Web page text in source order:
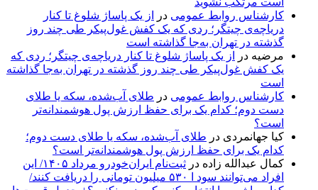
کارشناس روابط عمومی در
از یک پاساژ شلوغ تا کنار
دریاچه‌ی چیتگر؛ ردی که یک کفش غول‌پیکر طی چند روز
گذشته در تهران به‌جا گذاشته است
مرضیه در
از یک پاساژ شلوغ تا کنار دریاچه‌ی چیتگر؛ ردی که
یک کفش غول‌پیکر طی چند روز گذشته در تهران به‌جا گذاشته
است
کارشناس روابط عمومی در طلای آب‌شده، سکه یا طلای
دست دوم؛ کدام یک برای حفظ ارزش پول هوشمندانه‌تر
است؟
کیا جهانمردی در طلای آب‌شده، سکه یا طلای دست دوم؛
کدام یک برای حفظ ارزش پول هوشمندانه‌تر است؟
کمال عبدالله زاده در
ثبت‌نام ایران‌خودرو مرداد ۱۴۰۵/ این
افراد می‌توانند سود ا ۵۳۰ میلیون تومانی را دریافت کنند/